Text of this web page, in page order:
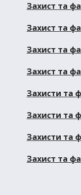
Захист та
Захист та
Захист та
Захист та
Захисти та
Захисти та
Захисти та
Захист та